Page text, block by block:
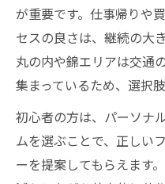
が重要です。仕事帰りや
セスの良さは、継続の大
丸の内や錦エリアは交通
集まっているため、選択肢
初心者の方は、パーソナ
ムを選ぶことで、正しい
ーを提案してもらえます